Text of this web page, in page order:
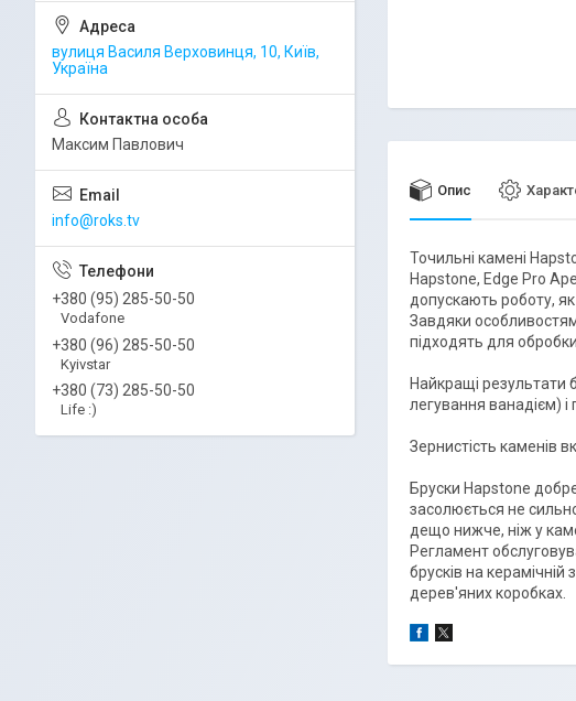
Опис
Точильні камені
Hapstone, Edge Pro
допускають роботу,
Завдяки особливостям
підходять для
Найкращі результати
легування ванадієм)
Зернистість каменів
Бруски Hapstone
засолюється не
дещо нижче, ніж у
Регламент
брусків на
дерев'яних коробках.
вулиця Василя Верховинця, 10, Київ,
Україна
Максим Павлович
info@roks.tv
+380 (95) 285-50-50
Vodafone
+380 (96) 285-50-50
Kyivstar
+380 (73) 285-50-50
Life :)